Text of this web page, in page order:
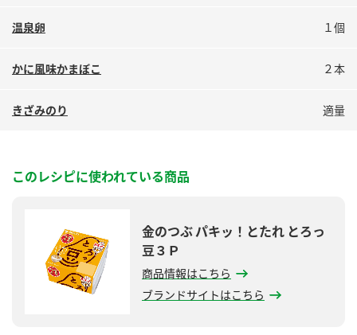
温泉卵 １個
かに風味かまぼこ ２本
きざみのり 適量
このレシピに使われている商品
金のつぶ パキッ！とたれ とろっ
豆３Ｐ
商品情報はこちら
ブランドサイトはこちら